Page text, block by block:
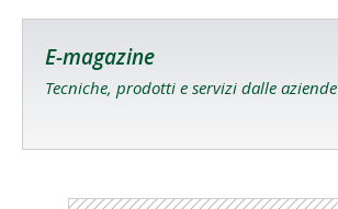
E-magazine
Tecniche, prodotti e servizi dalle aziende